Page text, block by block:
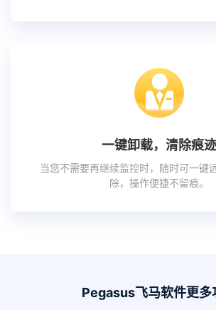
一键卸载，清除痕迹
当您不需要再继续监控时，随时可一键
除，操作便捷不留痕。
Pegasus飞马软件更多